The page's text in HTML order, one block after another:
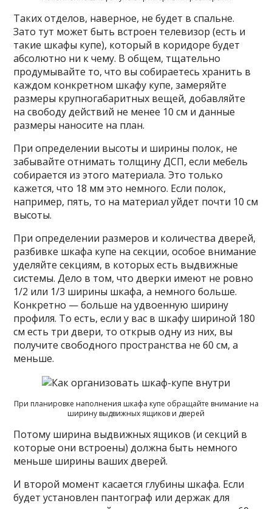
Таких отделов, наверное, не будет в спальне.
Зато тут может быть встроен телевизор (есть и
такие шкафы купе), который в коридоре будет
абсолютно ни к чему. В общем, тщательно
продумывайте то, что вы собираетесь хранить в
каждом конкретном шкафу купе, замеряйте
размеры крупногабаритных вещей, добавляйте
на свободу действий не менее 10 см и данные
размеры наносите на план.
При определении высоты и ширины полок, не
забывайте отнимать толщину ДСП, если мебель
собирается из этого материала. Это только
кажется, что 18 мм это немного. Если полок,
например, пять, то на материал уйдет почти 10 см
высоты.
При определении размеров и количества дверей,
разбивке шкафа купе на секции, особое внимание
уделяйте секциям, в которых есть выдвижные
системы. Дело в том, что дверки имеют не ровно
1/2 или 1/3 ширины шкафа, а немного больше.
Конкретно — больше на удвоенную ширину
профиля. То есть, если у вас в шкафу шириной 180
см есть три двери, то открыв одну из них, вы
получите свободного пространства не 60 см, а
меньше.
При планировке наполнения шкафа купе обращайте внимание на
ширину выдвижных ящиков и дверей
Потому ширина выдвижных ящиков (и секций в
которые они встроены) должна быть немного
меньше ширины ваших дверей.
И второй момент касается глубины шкафа. Если
будет установлен пантограф или держак для